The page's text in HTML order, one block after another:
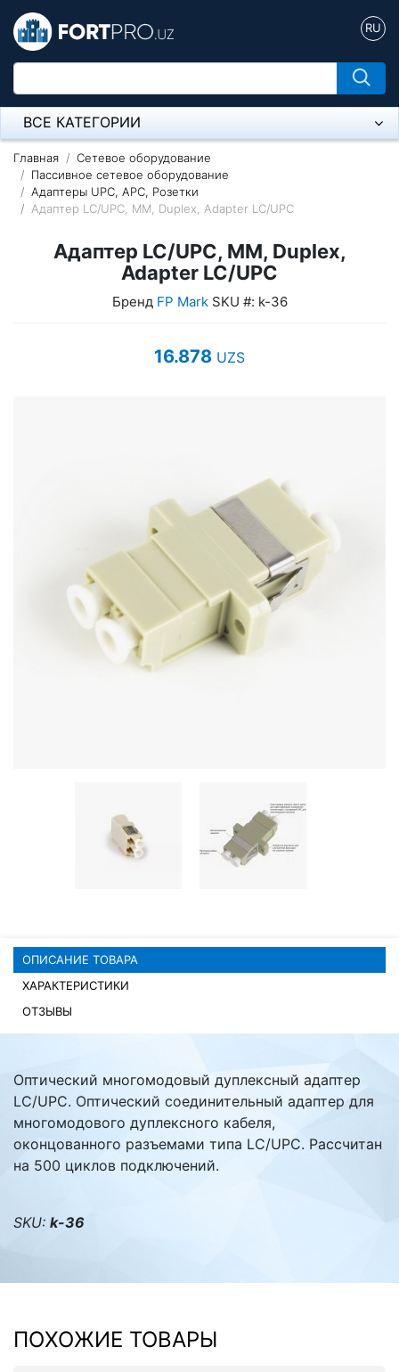
RU
ВСЕ КАТЕГОРИИ
Микрофон
Напольные розетки
UPS Источники бесперебойного питания
Мышки и Клавиатуры
Сетевое оборудование
Системы охлаждения
Комплектующие ПК
Главная
Сетевое оборудование
Пассивное сетевое оборудование
Адаптеры UPC, APC, Розетки
Адаптер LC/UPC, MM, Duplex, Adapter LC/UPC
Адаптер LC/UPC, MM, Duplex,
Adapter LC/UPC
Бренд FP Mark SKU #: k-36
16.878 UZS
ОПИСАНИЕ ТОВАРА
ХАРАКТЕРИСТИКИ
ОТЗЫВЫ
Оптический многомодовый дуплексный адаптер
LC/UPC. Оптический соединительный адаптер для
многомодового дуплексного кабеля,
оконцованного разъемами типа LC/UPC. Рассчитан
на 500 циклов подключений.
SKU: k-36
ПОХОЖИЕ ТОВАРЫ